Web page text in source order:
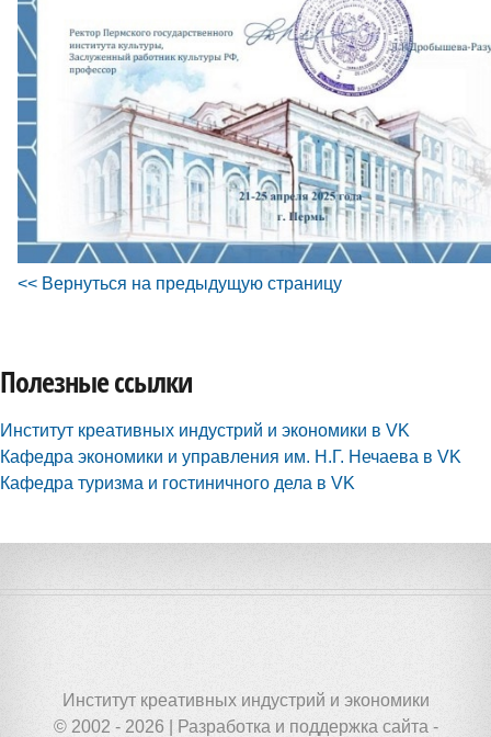
<< Вернуться на предыдущую страницу
Полезные ссылки
Институт креативных индустрий и экономики в VK
Кафедра экономики и управления им. Н.Г. Нечаева в VK
Кафедра туризма и гостиничного дела в VK
Институт креативных индустрий и экономики
© 2002 - 2026 | Разработка и поддержка сайта -